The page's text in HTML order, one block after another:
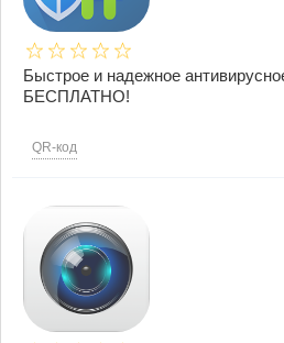
Быстрое и надежное
БЕСПЛАТНО!
QR-код